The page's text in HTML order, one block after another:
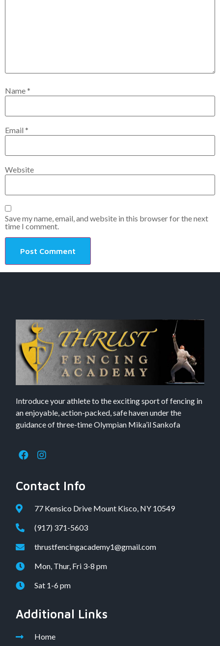
Name*
Email *
Website
Save my name, email, and website in this browser for the next
time I comment.
Introduce your athlete to the exciting sport of fencing in
an enjoyable, action-packed, safe haven under the
guidance of three-time Olympian Mika’il Sankofa
Contact Info
77 Kensico Drive Mount Kisco, NY 10549
(917) 371-5603
thrustfencingacademy1@gmail.com
Mon, Thur, Fri 3-8 pm
Sat 1-6 pm
Additional Links
Home